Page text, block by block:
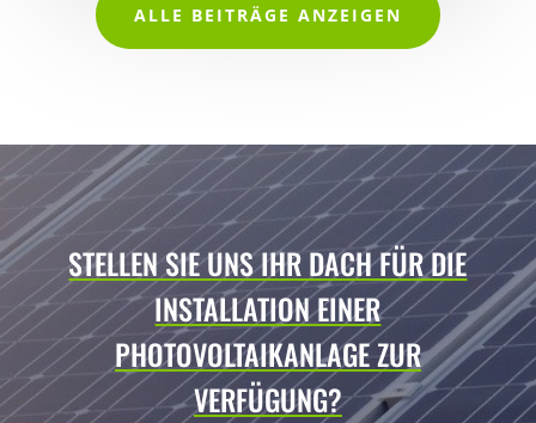
ALLE BEITRÄGE ANZEIGEN
STELLEN SIE UNS IHR DACH FÜR DIE
INSTALLATION EINER
PHOTOVOLTAIKANLAGE ZUR
VERFÜGUNG?